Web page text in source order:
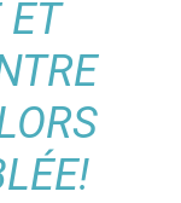
ET